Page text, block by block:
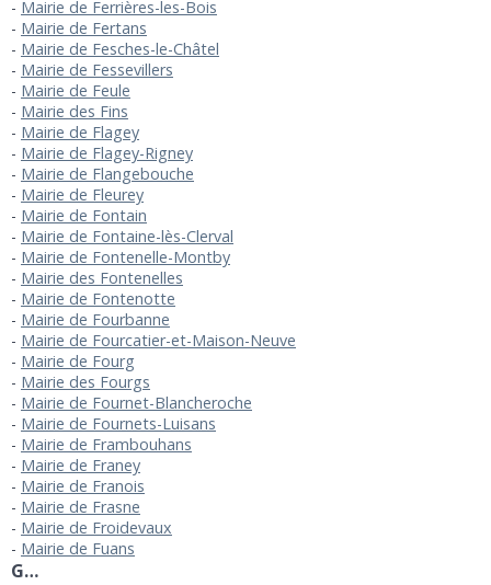
Mairie de Ferrières-les-Bois
Mairie de Fertans
Mairie de Fesches-le-Châtel
Mairie de Fessevillers
Mairie de Feule
Mairie des Fins
Mairie de Flagey
Mairie de Flagey-Rigney
Mairie de Flangebouche
Mairie de Fleurey
Mairie de Fontain
Mairie de Fontaine-lès-Clerval
Mairie de Fontenelle-Montby
Mairie des Fontenelles
Mairie de Fontenotte
Mairie de Fourbanne
Mairie de Fourcatier-et-Maison-Neuve
Mairie de Fourg
Mairie des Fourgs
Mairie de Fournet-Blancheroche
Mairie de Fournets-Luisans
Mairie de Frambouhans
Mairie de Franey
Mairie de Franois
Mairie de Frasne
Mairie de Froidevaux
Mairie de Fuans
G…